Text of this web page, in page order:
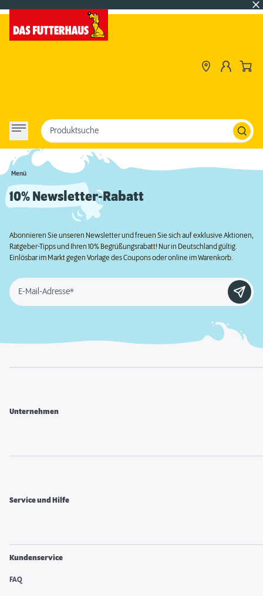
Menü
Produktsuche
10% Newsletter-Rabatt
Abonnieren Sie unseren Newsletter und freuen Sie sich auf exklusive Aktionen,
Ratgeber-Tipps und Ihren 10% Begrüßungsrabatt! Nur in Deutschland gültig.
Einlösbar im Markt gegen Vorlage des Coupons oder online im Warenkorb.
E-Mail-Adresse*
Unternehmen
Service und Hilfe
Kundenservice
FAQ